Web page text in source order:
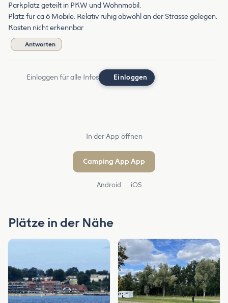
Parkplatz geteilt in PKW und Wohnmobil.
Platz für ca 6 Mobile. Relativ ruhig obwohl an der Strasse gelegen.
Kosten nicht erkennbar
Antworten
Einloggen für alle Infos Einloggen
In der App öffnen
Camping App App
Android iOS
Plätze in der Nähe